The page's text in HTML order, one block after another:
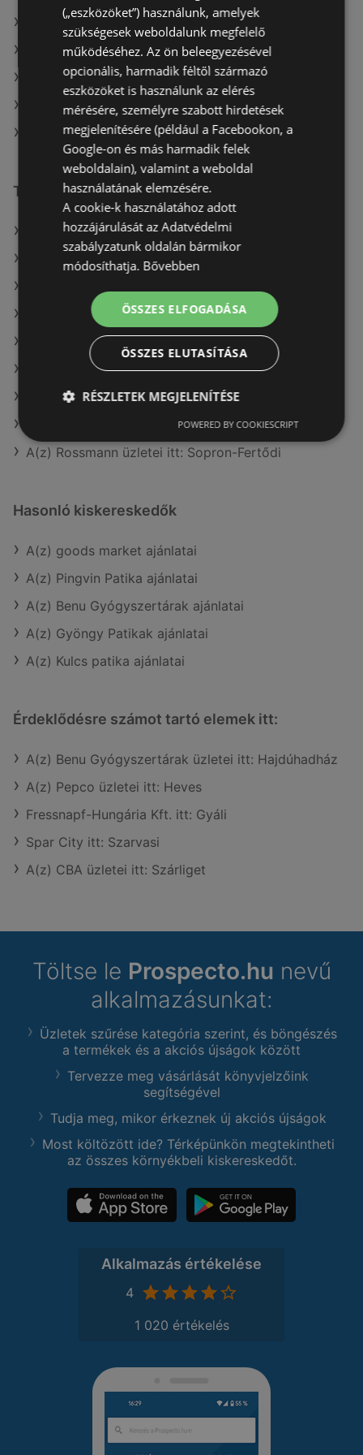
Rossmann itt: Kiskőrösi
Rossmann itt: Szigetvári
Rossmann itt: Komáromi
Rossmann itt: Veszprémi
Rossmann itt: Hevesi
További linkek
A(z) Rossmann ajánlatai
A(z) goods market ajánlatai
A(z) Crystal nails aktuális akciós újságjai
A(z) Vianni aktuális akciós újságjai
A(z) Pingvin Patika aktuális akciós újságjai
A(z) Oriflame aktuális akciós újságjai
A(z) Douglas aktuális akciós újságjai
A(z) Rossmann üzletei itt: Sopron-Fertődi
Hasonló kiskereskedők
A(z) goods market ajánlatai
A(z) Pingvin Patika ajánlatai
A(z) Benu Gyógyszertárak ajánlatai
A(z) Gyöngy Patikak ajánlatai
A(z) Kulcs patika ajánlatai
Érdeklődésre számot tartó elemek itt:
A(z) Benu Gyógyszertárak üzletei itt: Hajdúhadház
A(z) Pepco üzletei itt: Heves
Fressnapf-Hungária Kft. itt: Gyáli
Spar City itt: Szarvasi
A(z) CBA üzletei itt: Szárliget
Töltse le Prospecto.hu nevű
alkalmazásunkat:
Üzletek szűrése kategória szerint, és böngészés
a termékek és a akciós újságok között
Tervezze meg vásárlását könyvjelzőink
segítségével
Tudja meg, mikor érkeznek új akciós újságok
Most költözött ide? Térképünkön megtekintheti
az összes környékbeli kiskereskedőt.
Alkalmazás értékelése
4
1 020 értékelés
(„eszközöket”) használunk, amelyek
szükségesek weboldalunk megfelelő
működéséhez. Az ön beleegyezésével
opcionális, harmadik féltől származó
eszközöket is használunk az elérés
mérésére, személyre szabott hirdetések
megjelenítésére (például a Facebookon, a
Google-on és más harmadik felek
weboldalain), valamint a weboldal
használatának elemzésére.
A cookie-k használatához adott
hozzájárulását az Adatvédelmi
szabályzatunk oldalán bármikor
módosíthatja. Bővebben
ÖSSZES ELFOGADÁSA
ÖSSZES ELUTASÍTÁSA
RÉSZLETEK MEGJELENÍTÉSE
POWERED BY COOKIESCRIPT